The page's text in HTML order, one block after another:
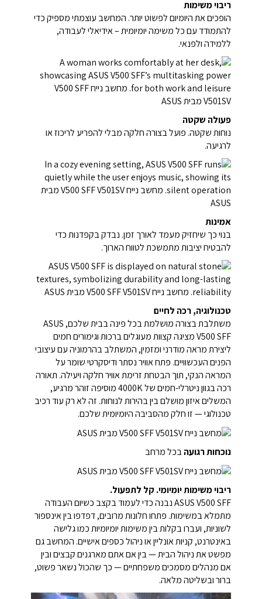
ריבוי משימות
הופכים את היומיום לפשוט יותר. המחשב עוצמתי מספיק כדי
להתמודד עם כל משימה יומיומית – אידיאלי לעבודה,
ללמידה ולפנאי.
פעולה שקטה
נוחות שקטה. פועל בצורה חלקה מבלי להפריע לריכוז או
לרגיעה.
אמינות
בנוי כך שיחזיק מעמד לאורך זמן. נבדק בקפדנות כדי
להבטיח יציבות מתמשכת לטווח הארוך.
טכנולוגיה, רכה לחיים
משתלבת בצורה מושלמת בכל פינה בבית שלכם, ‏ASUS
V500 SFF מציגה קצוות מעוגלים ברכות וגימורים חמים
ליצירת מראה מודרני ומזמין, המשתלב בהרמוניה עם עיצובי
הפנים העכשוויים. פתח אוויר נסתר ודיסקרטי שומר על
המראה הנקי, תוך הבטחת זרימת אוויר חלקה ויעילה. תאורה
רכה בגוון ניטרלי-חמים של ‎4000K‎ מוסיפה זוהר מרגיע,
המשלים איזון מושלם בין בהירות לנוחות. זה לא רק עוד רכיב
טכנולוגי — זו חלק מהסביבה היומיומית שלכם.
נוכחות רגועהבכל מרחב
ריבוי משימות יומיומי. קל לתפעול.
ASUS V500 SFF נבנה כדי לעמוד בקצב כשיום העבודה
מתמלא במשימות. פתחו חלונות מרובים, דפדפו בין אינספור
לשוניות, ועברו בקלות בין משימות יומיומיות כמו גלישה
באינטרנט, קניות אונליין או ניהול כספים אישיים. המחשב גם
מפשט את ניהול הבית — בין אם אתם מארגנים קבצים ובין
אם מנהלים מסמכים משפחתיים — כך שהכול נשאר פשוט,
ברור ובשליטה מלאה.